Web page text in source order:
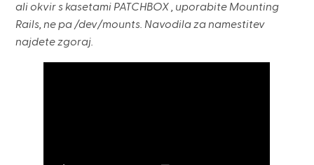
ali okvir s kasetami PATCHBOX , uporabite Mounting
Rails, ne pa /dev/mounts. Navodila za namestitev
najdete zgoraj.